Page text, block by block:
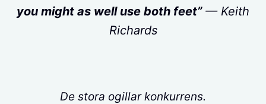
you might as well use both feet”— Keith
Richards
De stora ogillar konkurrens.